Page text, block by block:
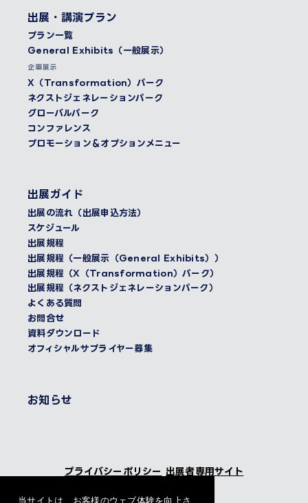
当サイトは、お客様のウェブ体験を向上さ
出展・講演プラン
プラン一覧
General Exhibits（一般展示）
企画展示
X（Transformation）パーク
ネクストジェネレーションパーク
グローバルパーク
コンファレンス
プロモーション＆オプションメニュー
出展ガイド
出展の流れ（出展申込方法）
スケジュール
出展規程
出展規程（一般展示（General Exhibits））
出展規程（X（Transformation）パーク）
出展規程（ネクストジェネレーションパーク）
よくある質問
お問合せ
資料ダウンロード
オフィシャルサプライヤー募集
お知らせ
プライバシーポリシー 出展者専用サイト